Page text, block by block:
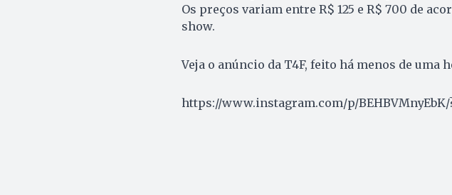
Os preços variam entre R$ 125 e R$ 700 de
show.
Veja o anúncio da T4F, feito há menos de uma
https://www.instagram.com/p/BEHBVMnyEbK/